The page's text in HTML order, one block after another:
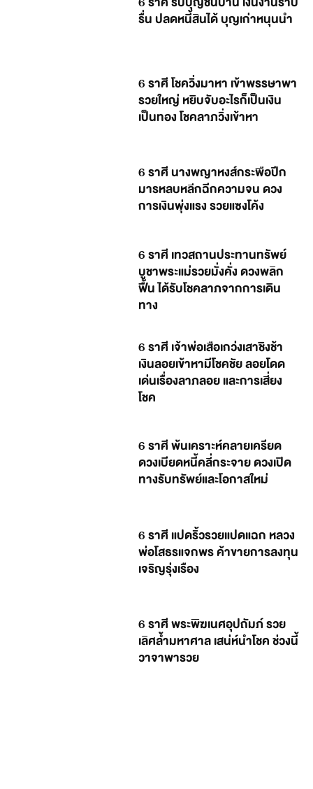
รื่น ปลดหนี้สินได้ บุญเก่าหนุนนำ
6 ราศี โชควิ่งมาหา เข้าพรรษาพา
รวยใหญ่ หยิบจับอะไรก็เป็นเงิน
เป็นทอง โชคลาภวิ่งเข้าหา
6 ราศี นางพญาหงส์กระพือปีก
มารหลบหลีกฉีกความจน ดวง
การเงินพุ่งแรง รวยแซงโค้ง
6 ราศี เทวสถานประทานทรัพย์
บูชาพระแม่รวยมั่งคั่ง ดวงพลิก
ฟื้น ได้รับโชคลาภจากการเดิน
ทาง
6 ราศี เจ้าพ่อเสือเกว่งเสาชิงช้า
เงินลอยเข้าหามีโชคชัย ลอยโดด
เด่นเรื่องลาภลอย และการเสี่ยง
โชค
6 ราศี พ้นเคราะห์คลายเครียด
ดวงเบียดหนี้คลี่กระจาย ดวงเปิด
ทางรับทรัพย์และโอกาสใหม่
6 ราศี แปดริ้วรวยแปดแฉก หลวง
พ่อโสธรแจกพร ค้าขายการลงทุน
เจริญรุ่งเรือง
6 ราศี พระพิฆเนศอุปถัมภ์ รวย
เลิศล้ำมหาศาล เสน่ห์นำโชค ช่วงนี้
วาจาพารวย